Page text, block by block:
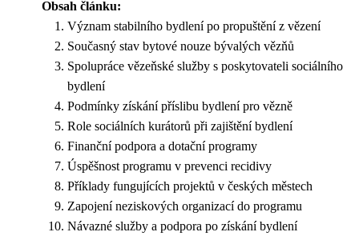
Obsah článku:
Význam stabilního bydlení po propuštění z vězení
Současný stav bytové nouze bývalých vězňů
Spolupráce vězeňské služby s poskytovateli sociálního
bydlení
Podmínky získání příslibu bydlení pro vězně
Role sociálních kurátorů při zajištění bydlení
Finanční podpora a dotační programy
Úspěšnost programu v prevenci recidivy
Příklady fungujících projektů v českých městech
Zapojení neziskových organizací do programu
Návazné služby a podpora po získání bydlení